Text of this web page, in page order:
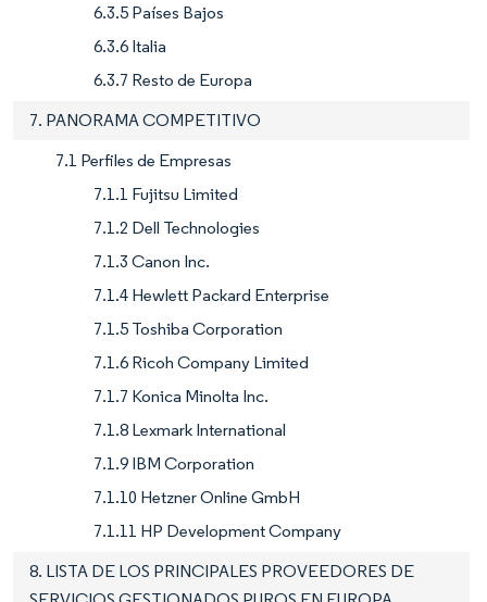
6.3.5 Países Bajos
6.3.6 Italia
6.3.7 Resto de Europa
7. PANORAMA COMPETITIVO
7.1 Perfiles de Empresas
7.1.1 Fujitsu Limited
7.1.2 Dell Technologies
7.1.3 Canon Inc.
7.1.4 Hewlett Packard Enterprise
7.1.5 Toshiba Corporation
7.1.6 Ricoh Company Limited
7.1.7 Konica Minolta Inc.
7.1.8 Lexmark International
7.1.9 IBM Corporation
7.1.10 Hetzner Online GmbH
7.1.11 HP Development Company
8. LISTA DE LOS PRINCIPALES PROVEEDORES DE